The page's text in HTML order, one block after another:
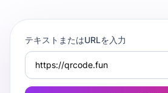
テキストまたはURLを入力